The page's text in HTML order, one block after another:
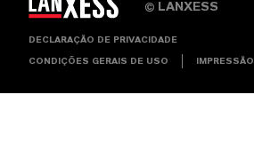
© LANXESS
DECLARAÇÃO DE PRIVACIDADE
CONDIÇÕES GERAIS DE USO IMPRESSÃO